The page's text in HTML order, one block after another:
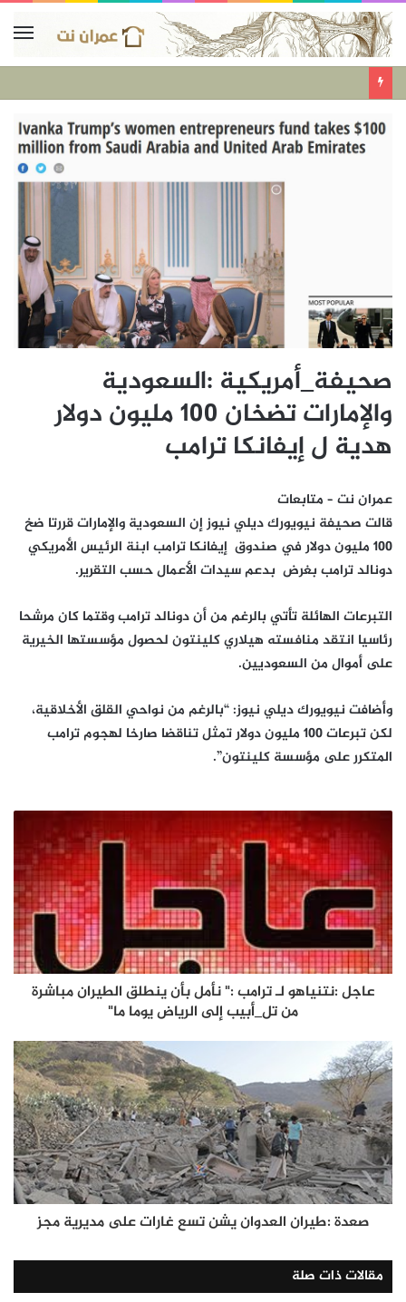
صحيفة_أمريكية :السعودية
والإمارات تضخان 100 مليون دولار
هدية ل إيفانكا ترامب
عمران نت – متابعات
قالت صحيفة نيويورك ديلي نيوز إن السعودية والإمارات قررتا ضخ
100 مليون دولار في صندوق إيفانكا ترامب ابنة الرئيس الأمريكي
دونالد ترامب بغرض بدعم سيدات الأعمال حسب التقرير.
التبرعات الهائلة تأتي بالرغم من أن دونالد ترامب وقتما كان مرشحا
رئاسيا انتقد منافسته هيلاري كلينتون لحصول مؤسستها الخيرية
على أموال من السعوديين.
وأضافت نيويورك ديلي نيوز: “بالرغم من نواحي القلق الأخلاقية،
لكن تبرعات 100 مليون دولار تمثل تناقضا صارخا لهجوم ترامب
المتكرر على مؤسسة كلينتون”.
عاجل :نتنياهو لـ ترامب :" نأمل بأن ينطلق الطيران مباشرة
من تل_أبيب إلى الرياض يوما ما"
صعدة :طيران العدوان يشن تسع غارات على مديرية مجز
مقالات ذات صلة